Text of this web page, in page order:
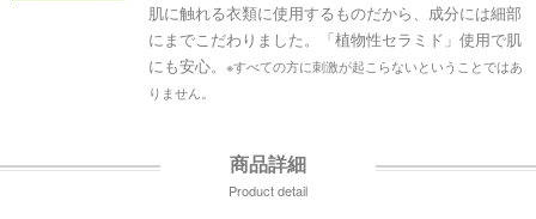
肌に触れる衣類に使用するものだから、成分には細部
にまでこだわりました。「植物性セラミド」使用で肌
にも安心。 ※すべての方に刺激が起こらないということではあ
りません。
商品詳細
Product detail